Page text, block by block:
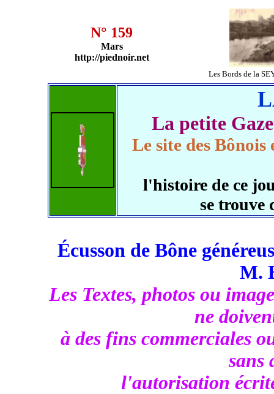
N° 159
Mars
http://piednoir.net
Les Bords de la
La petite
Le site des
l'histoire de ce
se trouve
Écusson de Bône
M.
Les Textes, photos ou
ne
à des fins commerciales
sans
l'autorisation